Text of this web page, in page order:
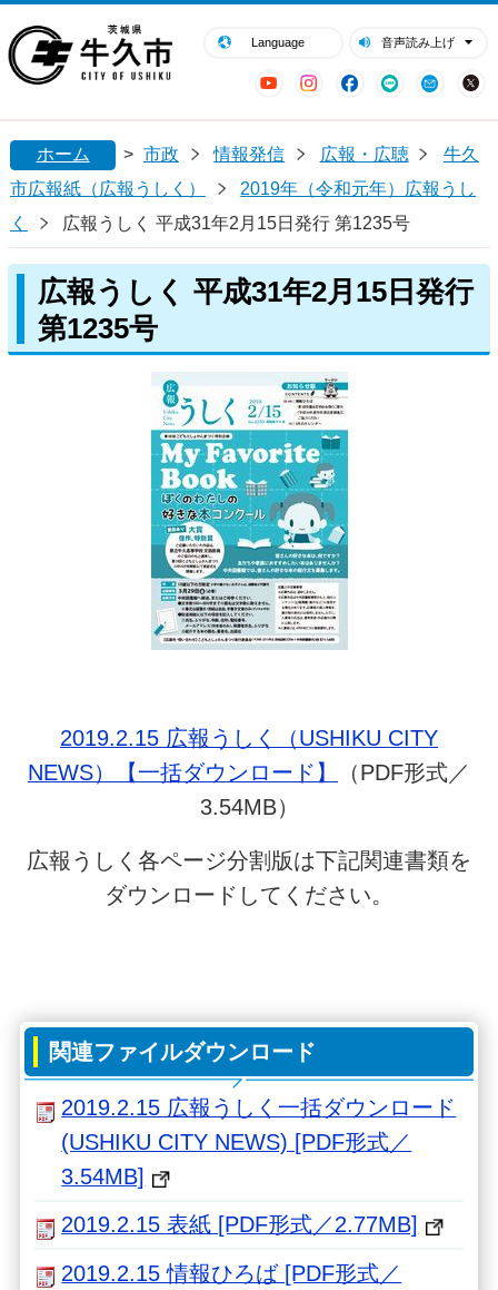
Language 音声読み上げ
YouTubeInstagram
Facebook
LINE Mail
閉じる
ホーム > 市政 情報発信 広報・広聴
牛久
市広報紙（広報うしく）
2019年（令和元年）広報うし
く
広報うしく 平成31年2月15日発行 第1235号
広報うしく 平成31年2月15日発行
第1235号
2019.2.15 広報うしく（USHIKU CITY
NEWS）【一括ダウンロード】
（PDF形式／
3.54MB）
広報うしく各ページ分割版は下記関連書類を
ダウンロードしてください。
関連ファイルダウンロード
2019.2.15 広報うしく一括ダウンロード
(USHIKU CITY NEWS) [PDF形式／
3.54MB]
2019.2.15 表紙 [PDF形式／2.77MB]
2019.2.15 情報ひろば [PDF形式／